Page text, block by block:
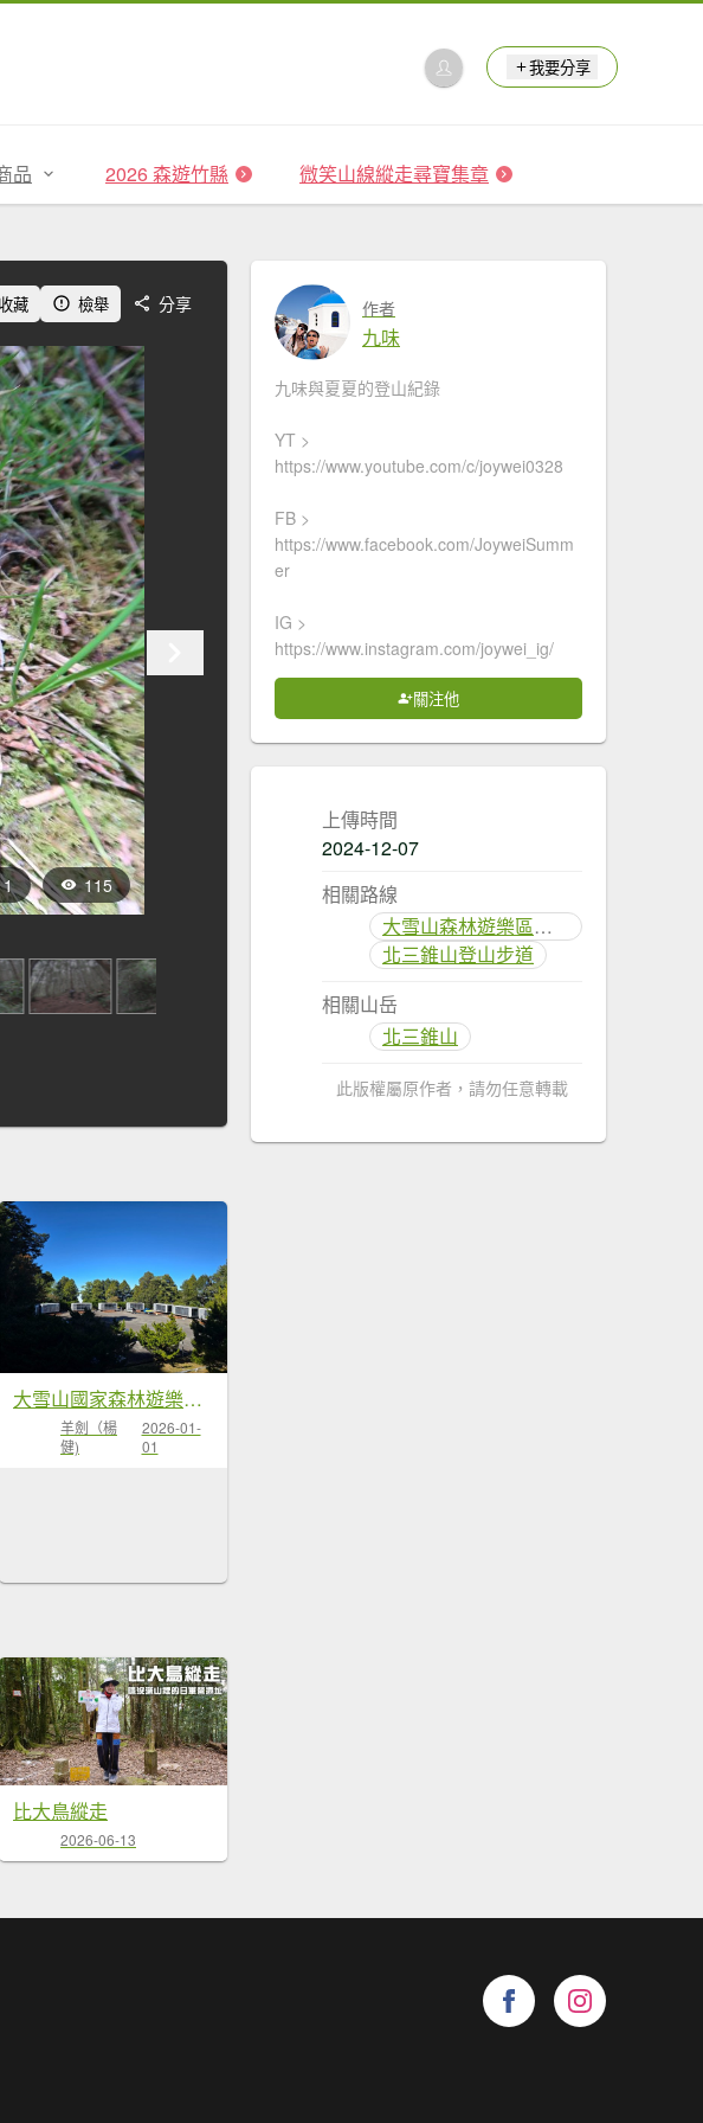
我要分享
品 2026 森遊竹縣 微笑山線縱走尋寶集章
收藏 檢舉 分享
1 115
大雪山國家森林遊樂區賞楓／看神木／賞雪白山頭／賞大景
羊劍（楊
健)
2026-01-
01
比大鳥縱走
2026-06-13
作者
九味
九味與夏夏的登山紀錄
YT >
https://www.youtube.com/c/joywei0328
FB >
https://www.facebook.com/JoyweiSumm
er
IG >
https://www.instagram.com/joywei_ig/
關注他
上傳時間
2024-12-07
相關路線
大雪山森林遊樂區森林浴步道
北三錐山登山步道
相關山岳
北三錐山
此版權屬原作者，請勿任意轉載